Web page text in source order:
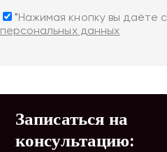
*Нажимая кнопку вы даёте
персональных данных
Записаться на
консультацию: